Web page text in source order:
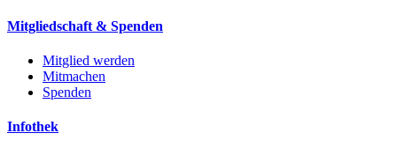
Mitgliedschaft & Spenden
Mitglied werden
Mitmachen
Spenden
Infothek